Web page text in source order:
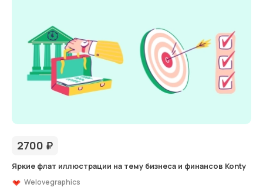
2700 ₽
Яркие флат иллюстрации на тему бизнеса и финансов Konty
Welovegraphics